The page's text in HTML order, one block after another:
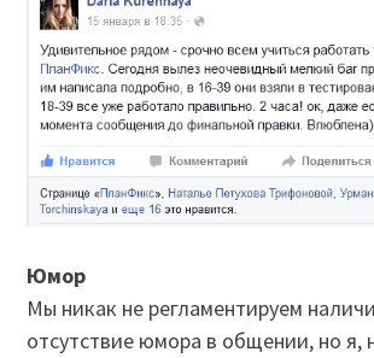
Юмор
Мы никак не регламентируем
отсутствие юмора в общении, но я,